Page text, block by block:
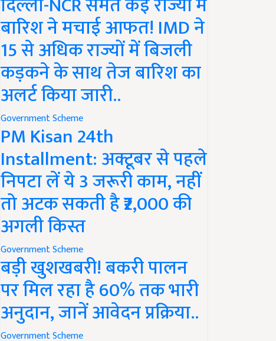
बारिश ने मचाई आफत! IMD ने
15 से अधिक राज्यों में बिजली
कड़कने के साथ तेज बारिश का
अलर्ट किया जारी..
Government Scheme
PM Kisan 24th
Installment: अक्टूबर से पहले
निपटा लें ये 3 जरूरी काम, नहीं
तो अटक सकती है ₹2,000 की
अगली किस्त
Government Scheme
बड़ी खुशखबरी! बकरी पालन
पर मिल रहा है 60% तक भारी
अनुदान, जानें आवेदन प्रक्रिया..
Government Scheme